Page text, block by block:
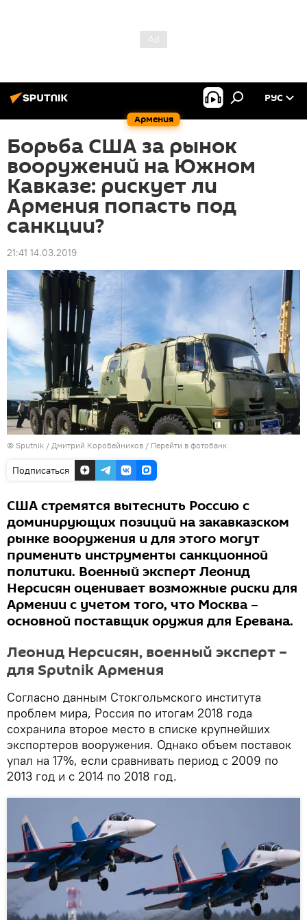
Армения
РУС
Борьба США за рынок
вооружений на Южном
Кавказе: рискует ли
Армения попасть под
санкции?
21:41 14.03.2019
© Sputnik / Дмитрий Коробейников / Перейти в фотобанк
Подписаться
США стремятся вытеснить Россию с
доминирующих позиций на закавказском
рынке вооружения и для этого могут
применить инструменты санкционной
политики. Военный эксперт Леонид
Нерсисян оценивает возможные риски для
Армении с учетом того, что Москва –
основной поставщик оружия для Еревана.
Леонид Нерсисян, военный эксперт –
для Sputnik Армения
Согласно данным Стокгольмского института
проблем мира, Россия по итогам 2018 года
сохранила второе место в списке крупнейших
экспортеров вооружения. Однако объем поставок
упал на 17%, если сравнивать период с 2009 по
2013 год и с 2014 по 2018 год.